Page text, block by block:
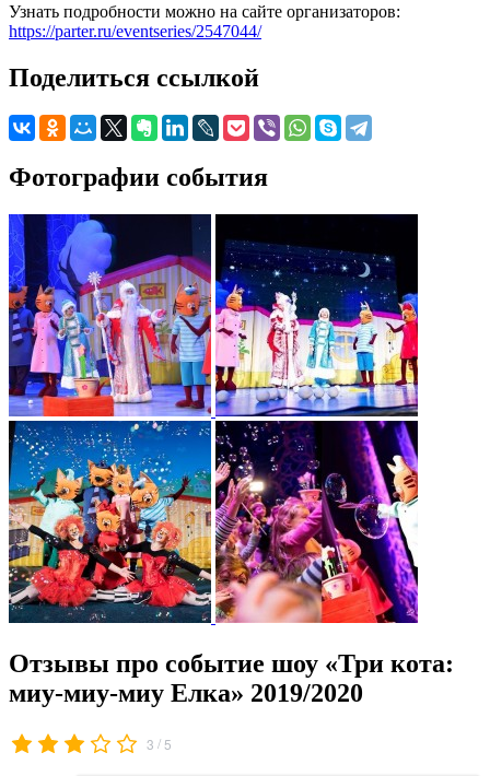
Узнать подробности можно на сайте организаторов:
https://parter.ru/eventseries/2547044/
Поделиться ссылкой
Фотографии события
Отзывы про событие шоу «Три кота:
миу-миу-миу Елка» 2019/2020
3 / 5